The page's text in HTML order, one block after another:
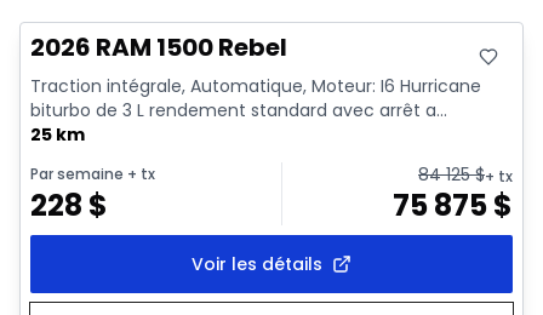
2026 RAM 1500 Rebel
Traction intégrale, Automatique, Moteur: I6 Hurricane
biturbo de 3 L rendement standard avec arrêt a...
25 km
Par semaine + tx
228 $
84 125$+ tx
75 875$
Voir les détails